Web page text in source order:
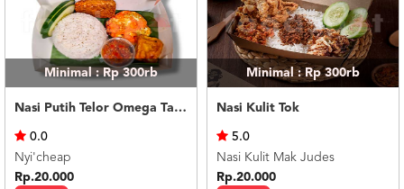
Minimal : Rp 300rb
Nasi Putih Telor Omega Tahu Tempe
0.0
Nyi'cheap
Rp.20.000
Minimal : Rp 300rb
Nasi Kulit Tok
5.0
Nasi Kulit Mak Judes
Rp.20.000